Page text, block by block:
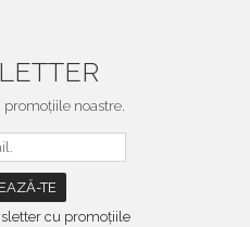
promoțiile noastre.
cu promoțiile